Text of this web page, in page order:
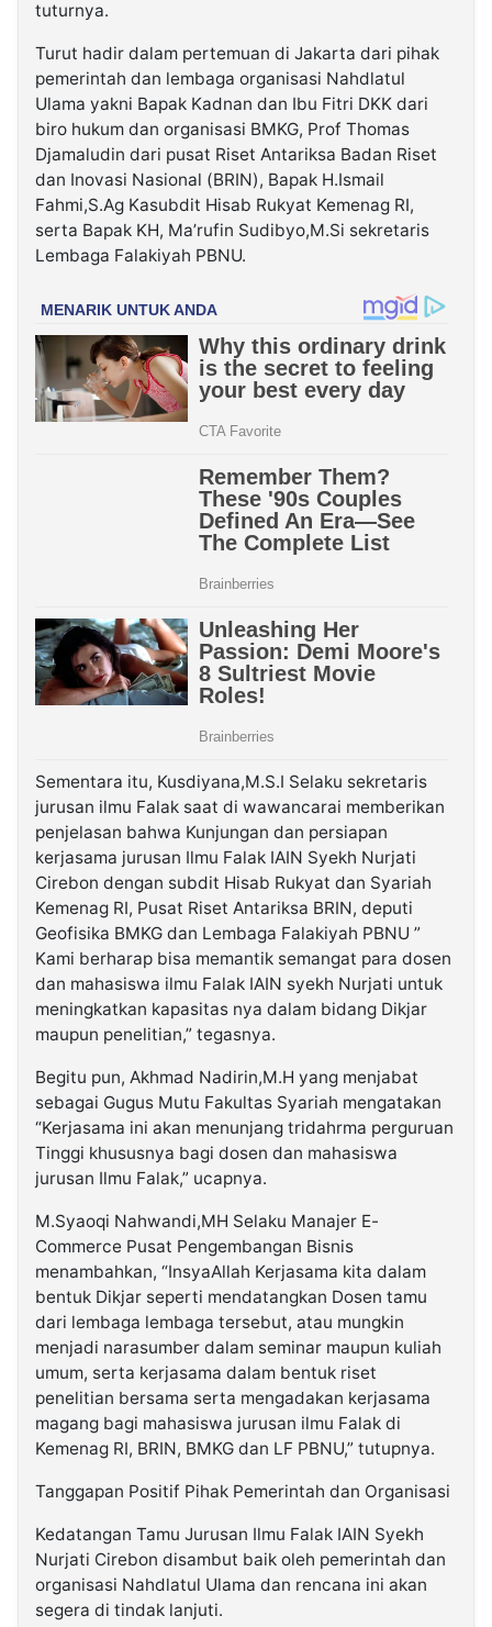
tuturnya.
Turut hadir dalam pertemuan di Jakarta dari pihak
pemerintah dan lembaga organisasi Nahdlatul
Ulama yakni Bapak Kadnan dan Ibu Fitri DKK dari
biro hukum dan organisasi BMKG, Prof Thomas
Djamaludin dari pusat Riset Antariksa Badan Riset
dan Inovasi Nasional (BRIN), Bapak H.Ismail
Fahmi,S.Ag Kasubdit Hisab Rukyat Kemenag RI,
serta Bapak KH, Ma’rufin Sudibyo,M.Si sekretaris
Lembaga Falakiyah PBNU.
Sementara itu, Kusdiyana,M.S.I Selaku sekretaris
jurusan ilmu Falak saat di wawancarai memberikan
penjelasan bahwa Kunjungan dan persiapan
kerjasama jurusan Ilmu Falak IAIN Syekh Nurjati
Cirebon dengan subdit Hisab Rukyat dan Syariah
Kemenag RI, Pusat Riset Antariksa BRIN, deputi
Geofisika BMKG dan Lembaga Falakiyah PBNU ”
Kami berharap bisa memantik semangat para dosen
dan mahasiswa ilmu Falak IAIN syekh Nurjati untuk
meningkatkan kapasitas nya dalam bidang Dikjar
maupun penelitian,” tegasnya.
Begitu pun, Akhmad Nadirin,M.H yang menjabat
sebagai Gugus Mutu Fakultas Syariah mengatakan
“Kerjasama ini akan menunjang tridahrma perguruan
Tinggi khususnya bagi dosen dan mahasiswa
jurusan Ilmu Falak,” ucapnya.
M.Syaoqi Nahwandi,MH Selaku Manajer E-
Commerce Pusat Pengembangan Bisnis
menambahkan, “InsyaAllah Kerjasama kita dalam
bentuk Dikjar seperti mendatangkan Dosen tamu
dari lembaga lembaga tersebut, atau mungkin
menjadi narasumber dalam seminar maupun kuliah
umum, serta kerjasama dalam bentuk riset
penelitian bersama serta mengadakan kerjasama
magang bagi mahasiswa jurusan ilmu Falak di
Kemenag RI, BRIN, BMKG dan LF PBNU,” tutupnya.
Tanggapan Positif Pihak Pemerintah dan Organisasi
Kedatangan Tamu Jurusan Ilmu Falak IAIN Syekh
Nurjati Cirebon disambut baik oleh pemerintah dan
organisasi Nahdlatul Ulama dan rencana ini akan
segera di tindak lanjuti.